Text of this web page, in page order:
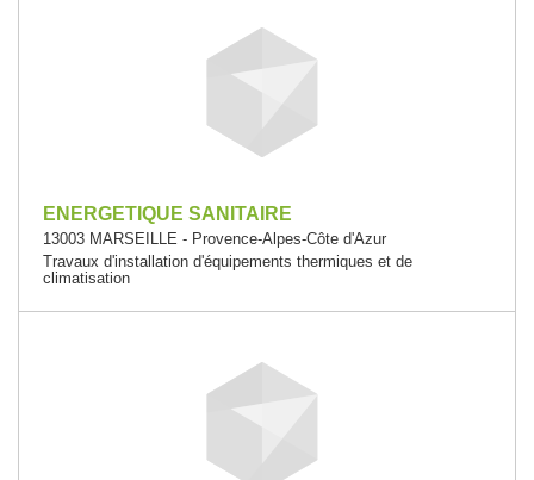
ENERGETIQUE SANITAIRE
13003 MARSEILLE - Provence-Alpes-Côte d'Azur
Travaux d'installation d'équipements thermiques et de
climatisation